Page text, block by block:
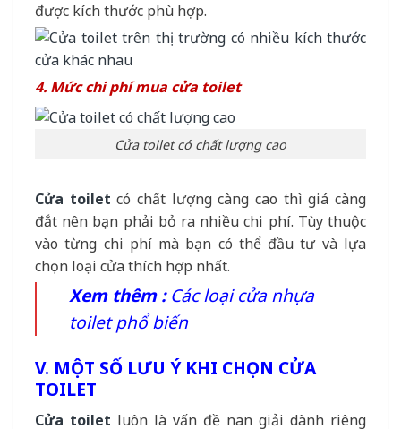
được kích thước phù hợp.
4. Mức chi phí mua cửa toilet
Cửa toilet có chất lượng cao
Cửa toilet có chất lượng càng cao thì giá càng
đắt nên bạn phải bỏ ra nhiều chi phí. Tùy thuộc
vào từng chi phí mà bạn có thể đầu tư và lựa
chọn loại cửa thích hợp nhất.
Xem thêm : Các loại cửa nhựa
toilet phổ biến
V. MỘT SỐ LƯU Ý KHI CHỌN CỬA
TOILET
Cửa toilet luôn là vấn đề nan giải dành riêng